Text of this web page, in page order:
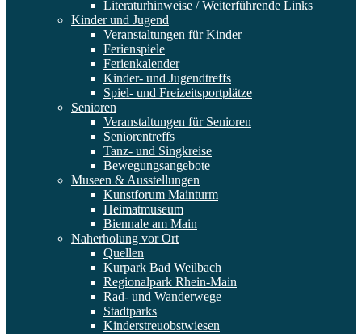
Literaturhinweise / Weiterführende Links
Kinder und Jugend
Veranstaltungen für Kinder
Ferienspiele
Ferienkalender
Kinder- und Jugendtreffs
Spiel- und Freizeitsportplätze
Senioren
Veranstaltungen für Senioren
Seniorentreffs
Tanz- und Singkreise
Bewegungsangebote
Museen & Ausstellungen
Kunstforum Mainturm
Heimatmuseum
Biennale am Main
Naherholung vor Ort
Quellen
Kurpark Bad Weilbach
Regionalpark Rhein-Main
Rad- und Wanderwege
Stadtparks
Kinderstreuobstwiesen